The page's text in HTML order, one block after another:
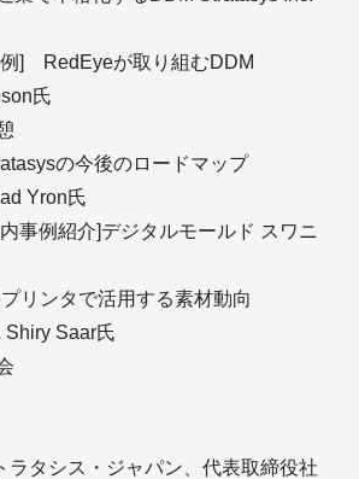
] RedEyeが取り組むDDM
氏
の今後のロードマップ
Yron氏
事例紹介]デジタルモールド スワニ
リンタで活用する素材動向
Shiry Saar氏
ラタシス・ジャパン、代表取締役社